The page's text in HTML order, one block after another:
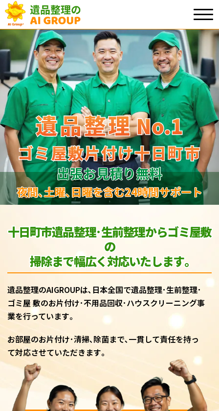
遺品整理No.1
ゴミ屋敷片付け十日町市
遺品整理No.1
ゴミ屋敷片付け十日町市
出張お見積り無料
夜間､土曜､日曜を含む24時間サポート
十日町市遺品整理･生前整理からゴミ屋敷
の
掃除まで幅広く対応いたします｡
遺品整理のAIGROUPは､日本全国で遺品整理･生前整理･
ゴミ屋 敷のお片付け･不用品回収･ハウスクリーニング事
業を行っています｡
お部屋のお片付け･清掃､除菌まで､一貫して責任を持っ
て対応させていただきます｡